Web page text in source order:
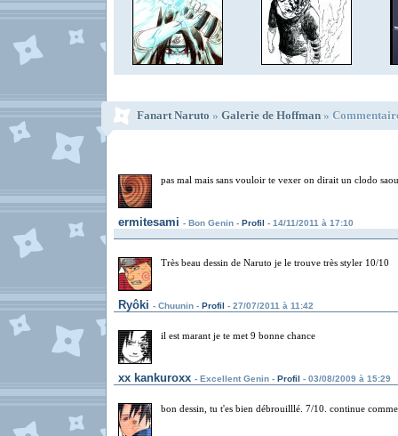
Fanart Naruto » Galerie de Hoffman »
pas mal mais sans vouloir te vexer on dirait un clodo
ermitesami - Bon Genin - Profil - 14/11/2011 à 17:10
Très beau dessin de Naruto je le trouve très styler 10/10
Ryôki - Chuunin - Profil - 27/07/2011 à 11:42
il est marant je te met 9 bonne chance
xx kankuroxx - Excellent Genin - Profil - 03/08/2009 à 15:29
bon dessin, tu t'es bien débrouilllé. 7/10. continue